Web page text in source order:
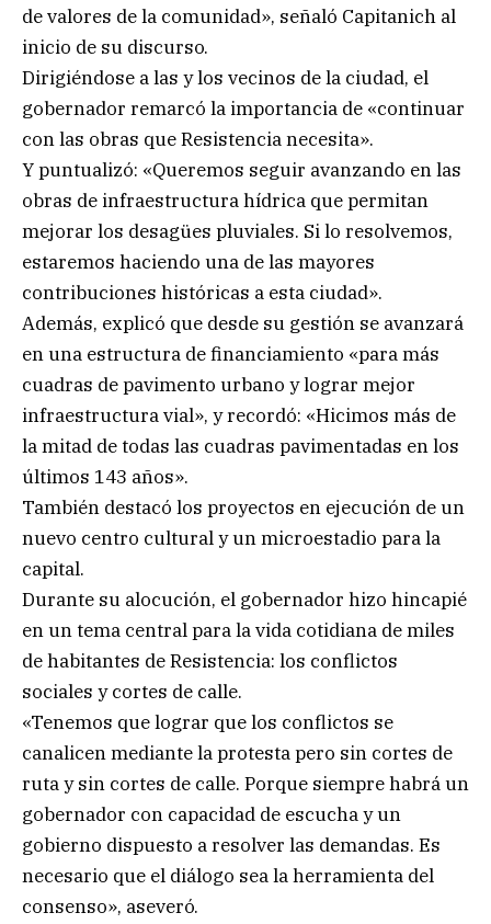
de valores de la comunidad», señaló Capitanich al
inicio de su discurso.
Dirigiéndose a las y los vecinos de la ciudad, el
gobernador remarcó la importancia de «continuar
con las obras que Resistencia necesita».
Y puntualizó: «Queremos seguir avanzando en las
obras de infraestructura hídrica que permitan
mejorar los desagües pluviales. Si lo resolvemos,
estaremos haciendo una de las mayores
contribuciones históricas a esta ciudad».
Además, explicó que desde su gestión se avanzará
en una estructura de financiamiento «para más
cuadras de pavimento urbano y lograr mejor
infraestructura vial», y recordó: «Hicimos más de
la mitad de todas las cuadras pavimentadas en los
últimos 143 años».
También destacó los proyectos en ejecución de un
nuevo centro cultural y un microestadio para la
capital.
Durante su alocución, el gobernador hizo hincapié
en un tema central para la vida cotidiana de miles
de habitantes de Resistencia: los conflictos
sociales y cortes de calle.
«Tenemos que lograr que los conflictos se
canalicen mediante la protesta pero sin cortes de
ruta y sin cortes de calle. Porque siempre habrá un
gobernador con capacidad de escucha y un
gobierno dispuesto a resolver las demandas. Es
necesario que el diálogo sea la herramienta del
consenso», aseveró.